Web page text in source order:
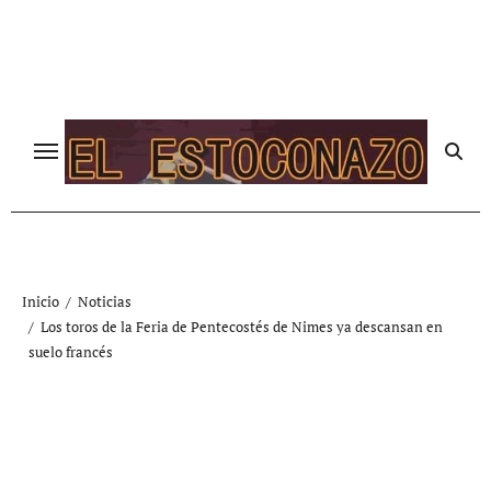
Inicio
Noticias
Los toros de la Feria de Pentecostés de Nimes ya descansan en
suelo francés